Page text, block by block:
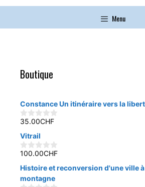
Menu
Boutique
Constance Un itinéraire vers la
0
u
r
5
35.00CHF
Vitrail
0
u
r
5
100.00CHF
Histoire et reconversion d'une ville
montagne